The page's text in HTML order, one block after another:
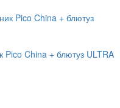
China + блютуз ULTRA